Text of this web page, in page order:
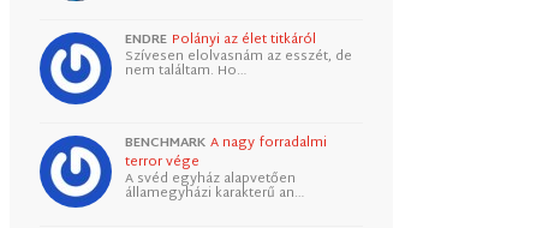
ENDRE Polányi az élet titkáról
Szívesen elolvasnám az esszét, de
nem találtam. Ho…
BENCHMARK A nagy forradalmi
terror vége
A svéd egyház alapvetően
államegyházi karakterű an…